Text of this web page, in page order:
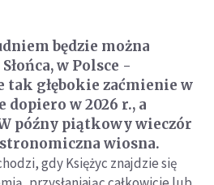
będzie można
w Polsce -
tak głębokie zaćmienie w
dopiero w 2026 r., a
późny piątkowy wieczór
wiosna.
gdy Księżyc znajdzie się